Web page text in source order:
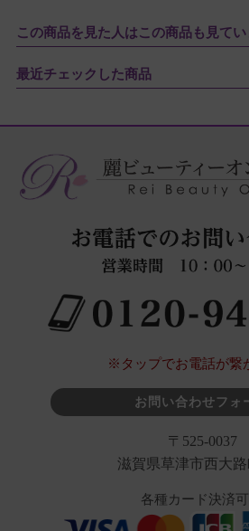
この商品を見た人はこの商品も見てい
最近チェックした商品
※タップでお電話が繋
お問い合わせフォ
〒525-0037
滋賀県草津市西大路
各種カード決済